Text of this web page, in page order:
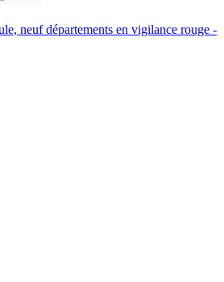
neuf départements en vigilance rouge -